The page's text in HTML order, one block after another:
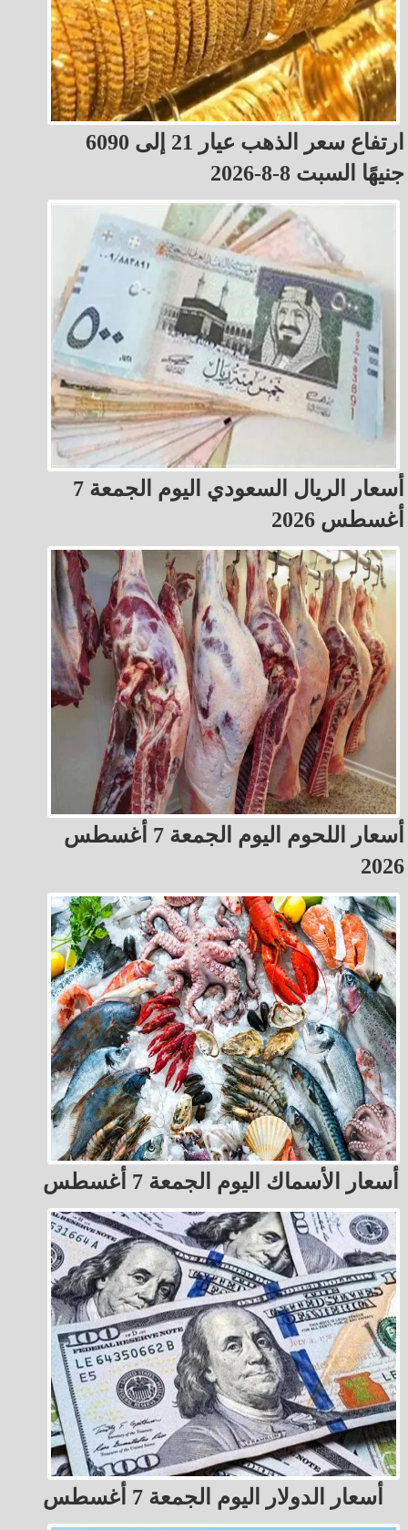
ارتفاع سعر الذهب عيار 21 إلى 6090
جنيهًا السبت 8-8-2026
أسعار الريال السعودي اليوم الجمعة 7
أغسطس 2026
أسعار اللحوم اليوم الجمعة 7 أغسطس
2026
أسعار الأسماك اليوم الجمعة 7 أغسطس
أسعار الدولار اليوم الجمعة 7 أغسطس